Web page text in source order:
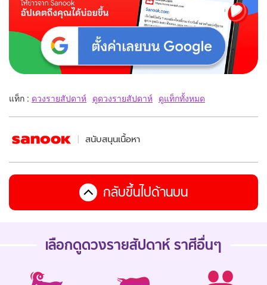
แท็ก : ดวงรายสัปดาห์ ดูดวงรายสัปดาห์ ดูแท็กทั้งหมด
สนับสนุนเนื้อหา
กลับขึ้นไปด้านบน
เลือกดูดวงรายสัปดาห์ ราศีอื่นๆ